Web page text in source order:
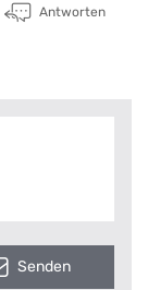
Antworten
Senden